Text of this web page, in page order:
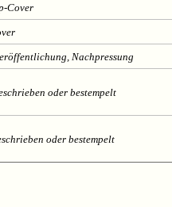
Cover
Nachpressung
oder bestempelt
oder bestempelt